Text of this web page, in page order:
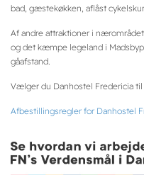
bad, gæstekøkken, aflåst
Af andre attraktioner i
og det kæmpe legeland i
gåafstand.
Vælger du Danhostel Fredericia
Afbestillingsregler for Danhostel